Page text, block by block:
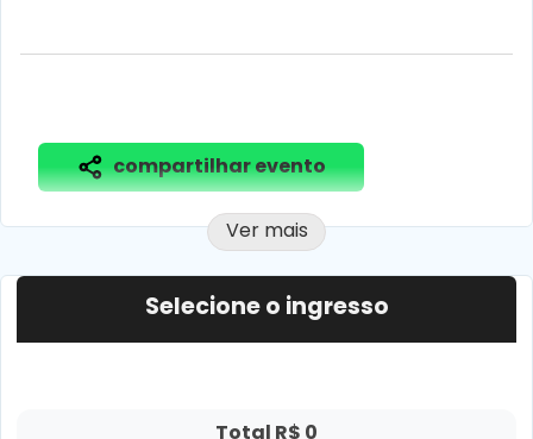
compartilhar evento
Ver mais
Selecione o ingresso
Total R$ 0